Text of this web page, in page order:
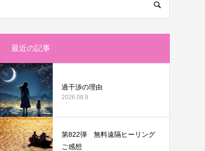
最近の記事
過干渉の理由
2026.08.8
第822弾 無料遠隔ヒーリング
ご感想